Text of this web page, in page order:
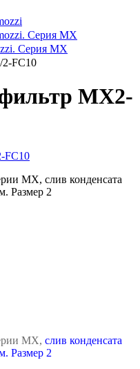
Серия МX
Серия MX
FC10
MX2-
MX, слив конденсата
Размер 2
MX, слив конденсата
Размер 2